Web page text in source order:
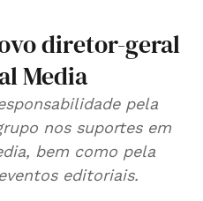
diretor-geral
Media
pela
nos suportes em
bem como pela
editoriais.